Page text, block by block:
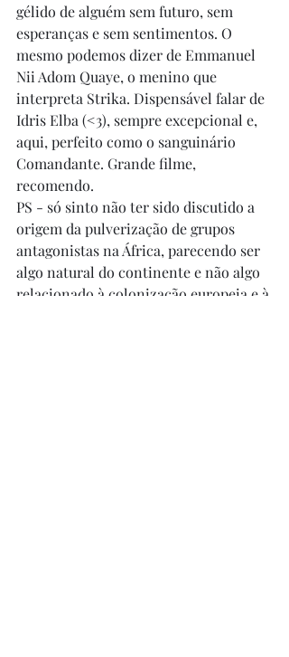
gélido de alguém sem futuro, sem
esperanças e sem sentimentos. O
mesmo podemos dizer de Emmanuel
Nii Adom Quaye, o menino que
interpreta Strika. Dispensável falar de
Idris Elba (<3), sempre excepcional e,
aqui, perfeito como o sanguinário
Comandante. Grande filme,
recomendo.
PS - só sinto não ter sido discutido a
origem da pulverização de grupos
antagonistas na África, parecendo ser
algo natural do continente e não algo
relacionado à colonização europeia e à